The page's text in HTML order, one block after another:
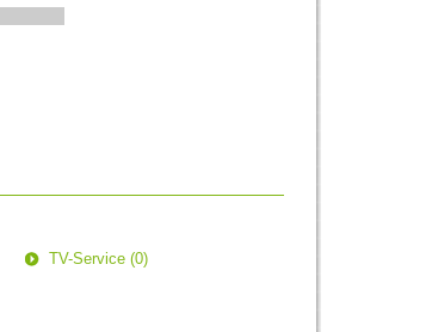
TV-Service (0)